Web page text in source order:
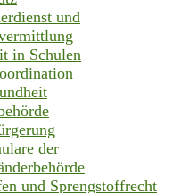
und
in Schulen
der
und Sprengstoffrecht